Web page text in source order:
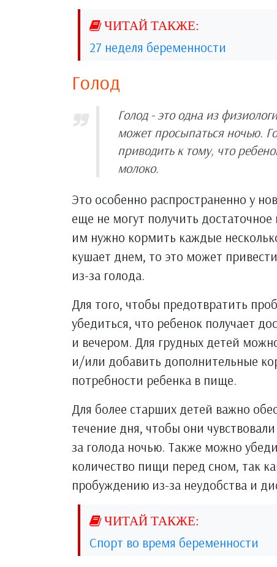
27 неделя беременности
Голод
Голод - это одна из
может просыпаться ночью.
приводить к тому, что
молоко.
Это особенно распространенно у
еще не могут получить
им нужно кормить каждые
кушает днем, то это может
из-за голода.
Для того, чтобы предотвратить
убедиться, что ребенок получает
и вечером. Для грудных детей
и/или добавить дополнительные
потребности ребенка в пище.
Для более старших детей важно
течение дня, чтобы они
за голода ночью. Также можно
количество пищи перед сном, так
пробуждению из-за неудобства и
Спорт во время беременности